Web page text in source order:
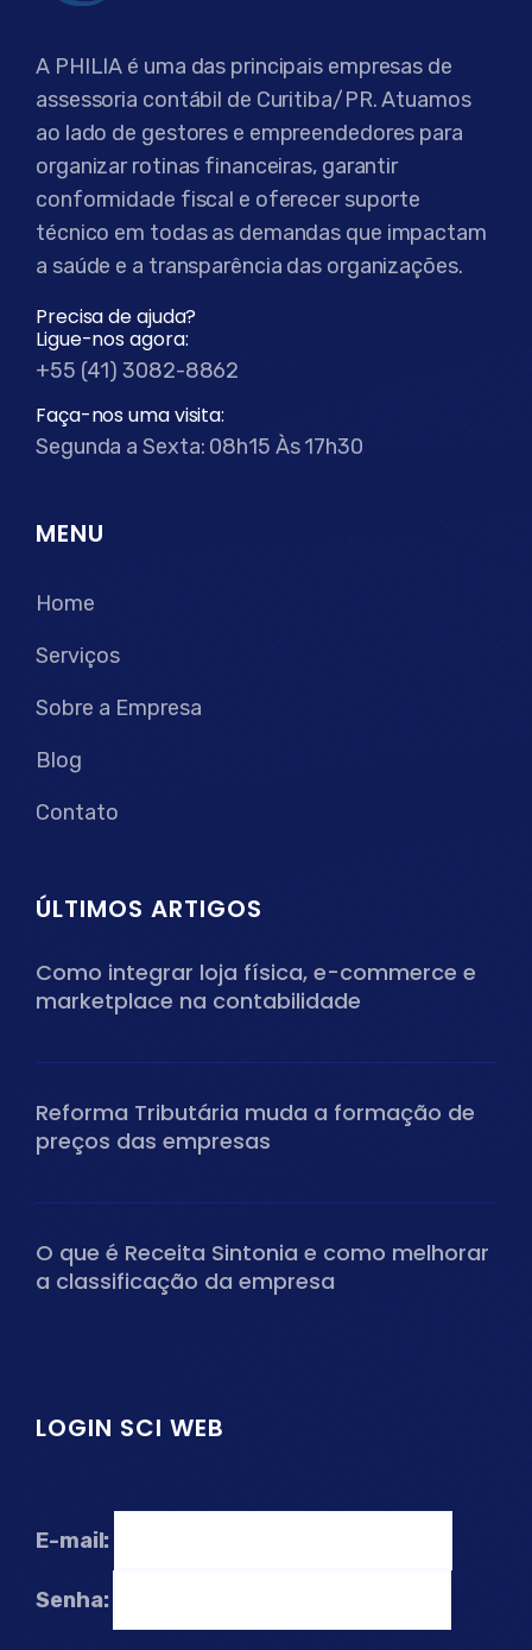
A PHILIA é uma das principais empresas de
assessoria contábil de Curitiba/PR. Atuamos
ao lado de gestores e empreendedores para
organizar rotinas financeiras, garantir
conformidade fiscal e oferecer suporte
técnico em todas as demandas que impactam
a saúde e a transparência das organizações.
Precisa de ajuda?
Ligue-nos agora:
+55 (41) 3082-8862
Faça-nos uma visita:
Segunda a Sexta: 08h15 Às 17h30
MENU
Home
Serviços
Sobre a Empresa
Blog
Contato
ÚLTIMOS ARTIGOS
Como integrar loja física, e-commerce e
marketplace na contabilidade
Reforma Tributária muda a formação de
preços das empresas
O que é Receita Sintonia e como melhorar
a classificação da empresa
LOGIN SCI WEB
E-mail:
Senha: